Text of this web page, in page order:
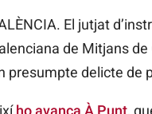
El jutjat
de Mitjans de
presumpte delicte de
ho avança À Punt,